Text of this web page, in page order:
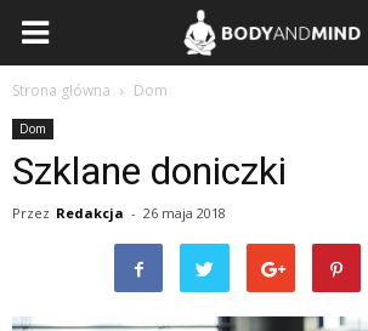
BodyAndMind.pl
Strona główna Dom
Dom
Szklane doniczki
Przez Redakcja - 26 maja 2018